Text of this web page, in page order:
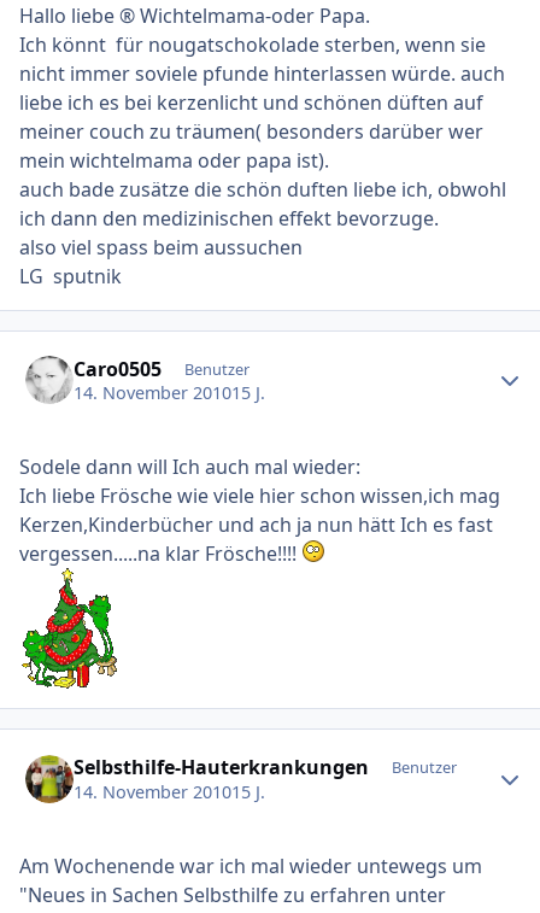
Hallo liebe ® Wichtelmama-oder Papa.
Ich könnt für nougatschokolade sterben, wenn sie
nicht immer soviele pfunde hinterlassen würde. auch
liebe ich es bei kerzenlicht und schönen düften auf
meiner couch zu träumen( besonders darüber wer
mein wichtelmama oder papa ist).
auch bade zusätze die schön duften liebe ich, obwohl
ich dann den medizinischen effekt bevorzuge.
also viel spass beim aussuchen
LG sputnik
Caro0505 Benutzer
14. November 201015 J.
Sodele dann will Ich auch mal wieder:
Ich liebe Frösche wie viele hier schon wissen,ich mag
Kerzen,Kinderbücher und ach ja nun hätt Ich es fast
vergessen.....na klar Frösche!!!!
Selbsthilfe-Hauterkrankungen Benutzer
14. November 201015 J.
Am Wochenende war ich mal wieder untewegs um
"Neues in Sachen Selbsthilfe zu erfahren unter